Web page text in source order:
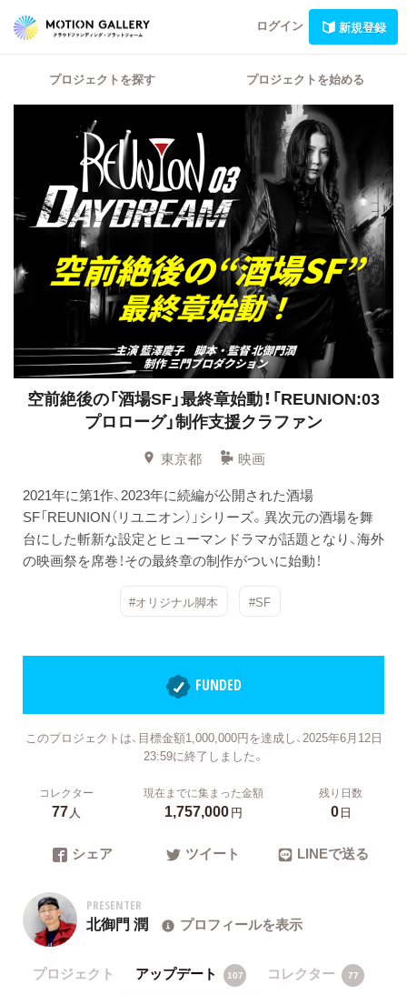
ログイン 新規登録
プロジェクトを探す プロジェクトを始める
空前絶後の「酒場SF」最終章始動！「REUNION:03
プロローグ」制作支援クラファン
東京都
映画
2021年に第1作、2023年に続編が公開された酒場
SF「REUNION（リユニオン）」シリーズ。異次元の酒場を舞
台にした斬新な設定とヒューマンドラマが話題となり、海外
の映画祭を席巻！その最終章の制作がついに始動！
#オリジナル脚本 #SF
FUNDED
このプロジェクトは、目標金額1,000,000円を達成し、2025年6月12日
23:59に終了しました。
コレクター
77人
現在までに集まった金額
1,757,000円
残り日数
0日
シェア ツイート LINEで送る
PRESENTER
北御門 潤 プロフィールを表示
プロジェクト アップデート 107 コレクター 77